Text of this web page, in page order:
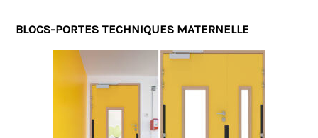
BLOCS-PORTES TECHNIQUES MATERNELLE